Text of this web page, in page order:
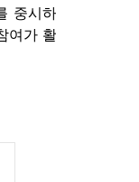
중시하
여가 활